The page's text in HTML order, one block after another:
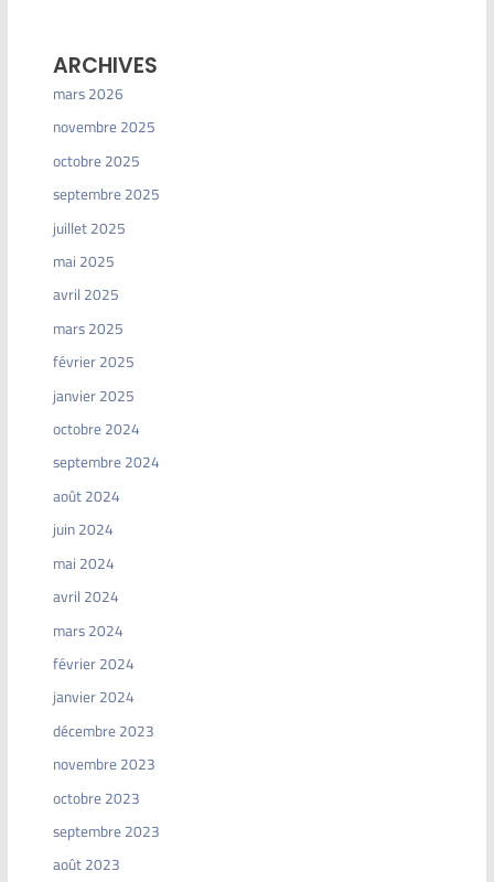
ARCHIVES
mars 2026
novembre 2025
octobre 2025
septembre 2025
juillet 2025
mai 2025
avril 2025
mars 2025
février 2025
janvier 2025
octobre 2024
septembre 2024
août 2024
juin 2024
mai 2024
avril 2024
mars 2024
février 2024
janvier 2024
décembre 2023
novembre 2023
octobre 2023
septembre 2023
août 2023